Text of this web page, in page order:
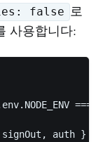
false 로
사용합니다:
auth } =